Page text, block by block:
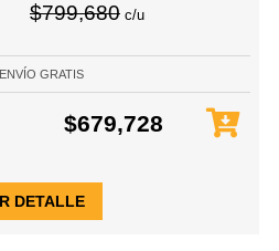
$799,680 c/u
GRATIS
$679,728
DETALLE